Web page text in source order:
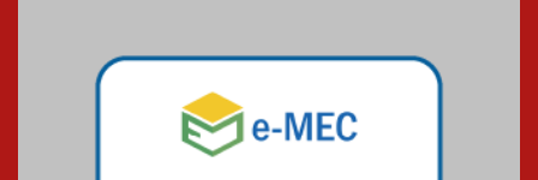
Mackenzie mobiliza campanha
solidária para apoiar famílias em
Minas Gerais